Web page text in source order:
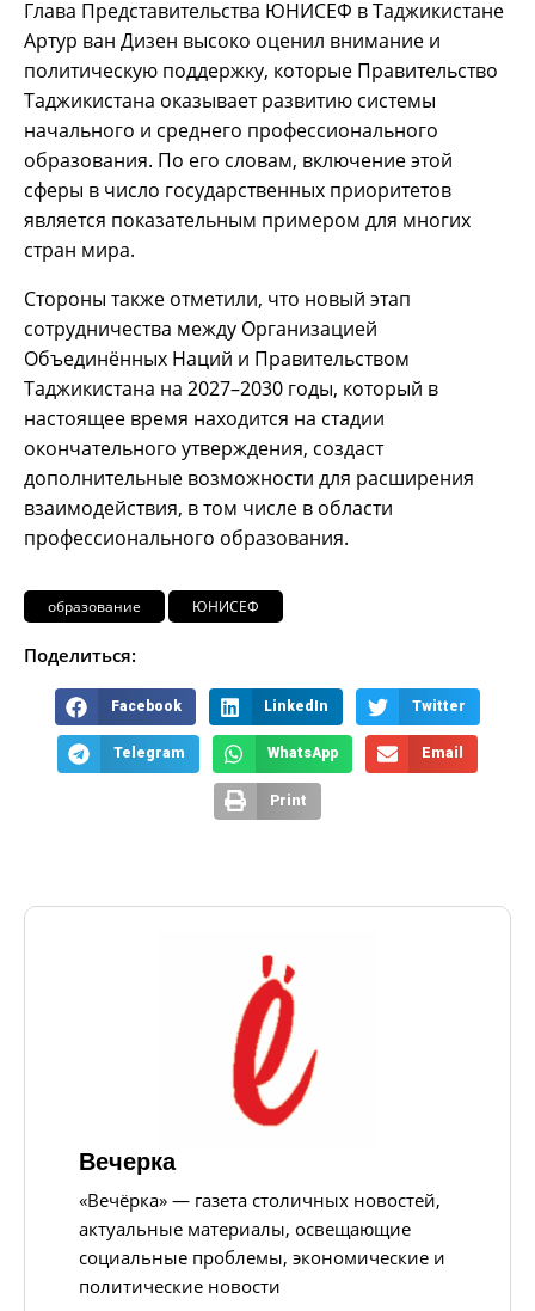
Глава Представительства ЮНИСЕФ в Таджикистане
Артур ван Дизен высоко оценил внимание и
политическую поддержку, которые Правительство
Таджикистана оказывает развитию системы
начального и среднего профессионального
образования. По его словам, включение этой
сферы в число государственных приоритетов
является показательным примером для многих
стран мира.
Стороны также отметили, что новый этап
сотрудничества между Организацией
Объединённых Наций и Правительством
Таджикистана на 2027–2030 годы, который в
настоящее время находится на стадии
окончательного утверждения, создаст
дополнительные возможности для расширения
взаимодействия, в том числе в области
профессионального образования.
образование ЮНИСЕФ
Поделиться:
Facebook LinkedIn Twitter
Telegram WhatsApp Email
Print
Вечерка
«Вечёрка» — газета столичных новостей,
актуальные материалы, освещающие
социальные проблемы, экономические и
политические новости